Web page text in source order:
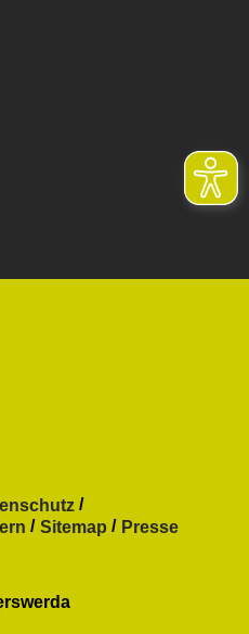
Sitemap Presse